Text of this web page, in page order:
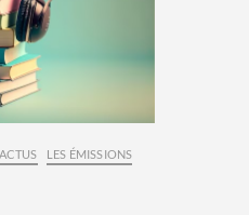
ACTUS LES ÉMISSIONS